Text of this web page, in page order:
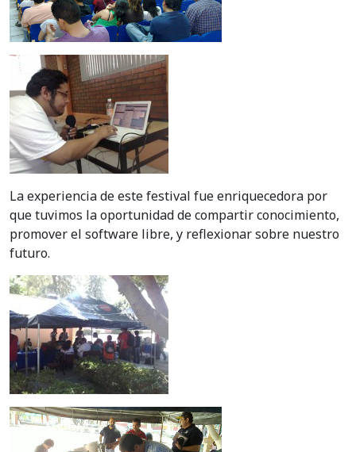
La experiencia de este festival fue enriquecedora por
que tuvimos la oportunidad de compartir conocimiento,
promover el software libre, y reflexionar sobre nuestro
futuro.